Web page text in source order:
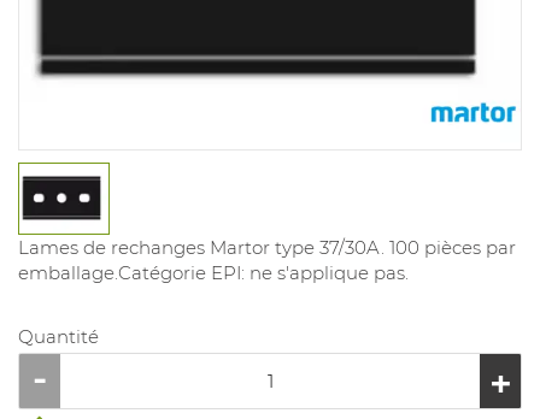
Lames de rechanges Martor type 37/30A. 100 pièces par
emballage.Catégorie EPI: ne s'applique pas.
Quantité